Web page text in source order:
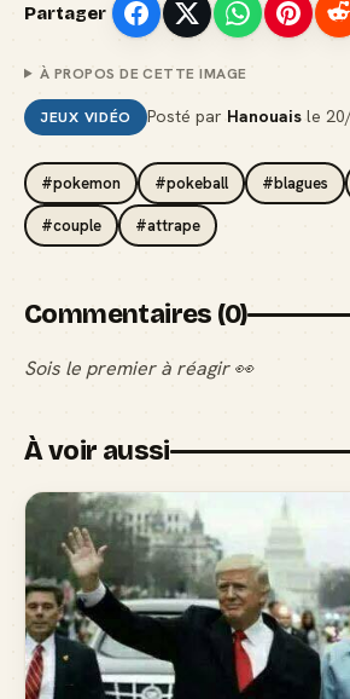
Partager
À PROPOS DE CETTE IMAGE
JEUX VIDÉO Posté par Hanouais le
#pokemon #pokeball #blagues
#couple #attrape
Commentaires (0)
Sois le premier à réagir 👀
À voir aussi